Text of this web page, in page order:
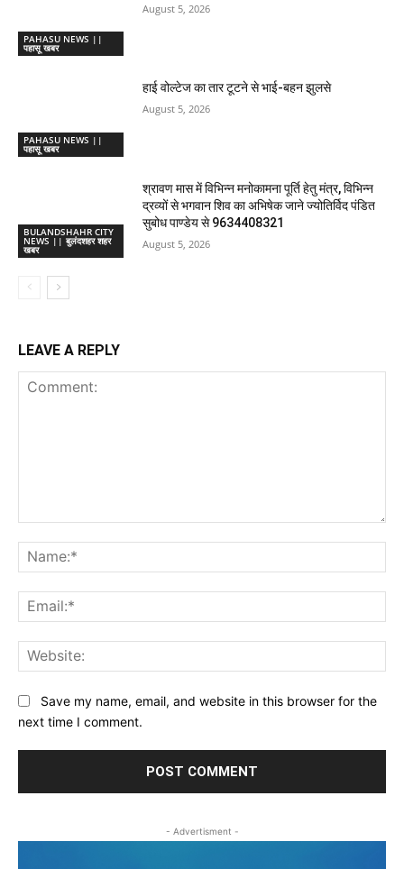
PAHASU NEWS ||
पहासू खबर
August 5, 2026
PAHASU NEWS ||
पहासू खबर
हाई वोल्टेज का तार टूटने से भाई-बहन झुलसे
August 5, 2026
BULANDSHAHR CITY
NEWS || बुलंदशहर शहर
खबर
श्रावण मास में विभिन्न मनोकामना पूर्ति हेतु मंत्र, विभिन्न
द्रव्यों से भगवान शिव का अभिषेक जाने ज्योतिर्विद पंडित
सुबोध पाण्डेय से 9634408321
August 5, 2026
LEAVE A REPLY
Save my name, email, and website in this browser for the
next time I comment.
- Advertisment -